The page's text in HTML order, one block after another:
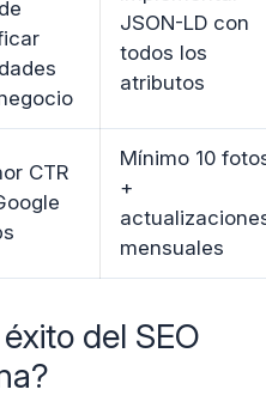
JSON-LD con
todos los
atributos
CTR
Mínimo 10
+
mensuales
del SEO